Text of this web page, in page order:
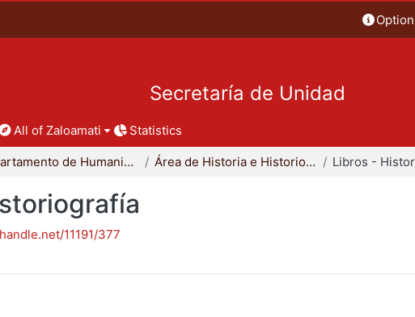
Secretaría de Unidad
All of Zaloamati Statistics
Departamento de Humanidades Área de Historia e Historiografía
11191/377